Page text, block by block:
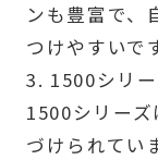
ンも豊富で、
つけやすいで
3. 1500シリ
1500シリー
づけられてい